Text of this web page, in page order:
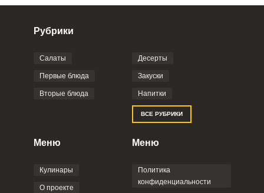
Фото до 4 шт, до 5 mb
Отправляя эту форму, вы соглашаетесь с
Политикой
Пользовательским
соглашением
Рубрики
Салаты
Первые блюда
Вторые блюда
Десерты
Закуски
Напитки
ВСЕ РУБРИКИ
Меню
Кулинары
О проекте
Меню
Политика
конфиденциальности